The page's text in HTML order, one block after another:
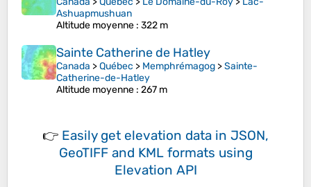
Ashuapmushuan
Altitude moyenne : 322 m
Sainte Catherine de Hatley
Canada >Québec > Memphrémagog >Sainte-
Catherine-de-Hatley
Altitude moyenne : 267 m
👉 Easily get elevation data in JSON,
GeoTIFF and KML formats using
Elevation API